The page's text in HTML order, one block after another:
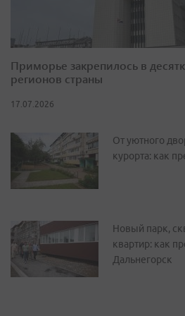
Приморье закрепилось в
регионов страны
17.07.2026
От уютного
курорта: как
Новый парк,
квартир: как
Дальнегорск